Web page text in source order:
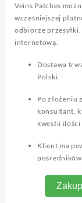
Veins Patches
wcześniejszej
odbiorze
internetową.
Dostawa
Polski.
Po złożeniu
konsultant,
kwestii
Klient ma